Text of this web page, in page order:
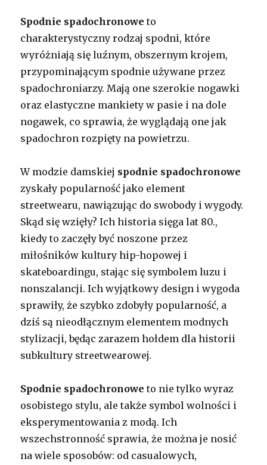
Spodnie spadochronowe to
charakterystyczny rodzaj spodni, które
wyróżniają się luźnym, obszernym krojem,
przypominającym spodnie używane przez
spadochroniarzy. Mają one szerokie nogawki
oraz elastyczne mankiety w pasie i na dole
nogawek, co sprawia, że wyglądają one jak
spadochron rozpięty na powietrzu.
W modzie damskiej spodnie spadochronowe
zyskały popularność jako element
streetwearu, nawiązując do swobody i wygody.
Skąd się wzięły? Ich historia sięga lat 80.,
kiedy to zaczęły być noszone przez
miłośników kultury hip-hopowej i
skateboardingu, stając się symbolem luzu i
nonszalancji. Ich wyjątkowy design i wygoda
sprawiły, że szybko zdobyły popularność, a
dziś są nieodłącznym elementem modnych
stylizacji, będąc zarazem hołdem dla historii
subkultury streetwearowej.
Spodnie spadochronowe to nie tylko wyraz
osobistego stylu, ale także symbol wolności i
eksperymentowania z modą. Ich
wszechstronność sprawia, że można je nosić
na wiele sposobów: od casualowych,